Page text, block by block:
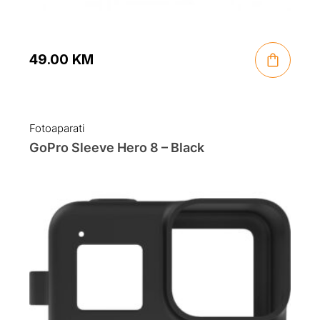
49.00 KM
Fotoaparati
GoPro Sleeve Hero 8 – Black